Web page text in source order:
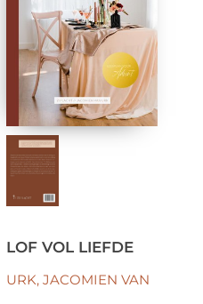
LOF VOL LIEFDE
URK, JACOMIEN VAN